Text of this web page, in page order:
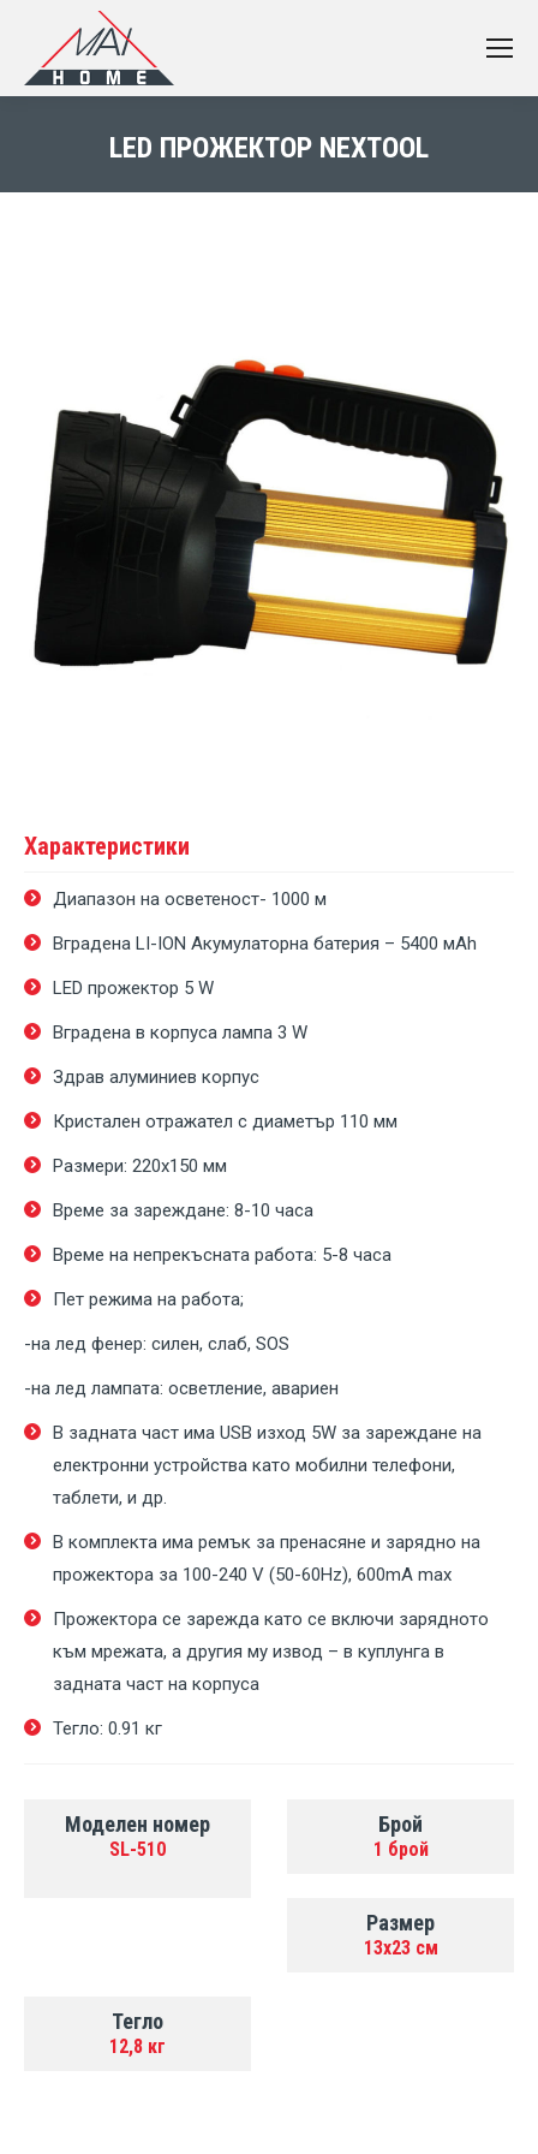
LED ПРОЖЕКТОР NEXTOOL
Характеристики
Диапазон на осветеност- 1000 м
Вградена LI-ION Акумулаторна батерия – 5400 мAh
LED прожектор 5 W
Вградена в корпуса лампа 3 W
Здрав алуминиев корпус
Кристален отражател с диаметър 110 мм
Размери: 220х150 мм
Време за зареждане: 8-10 часа
Време на непрекъсната работа: 5-8 часа
Пет режима на работа;
-на лед фенер: силен, слаб, SOS
-на лед лампата: осветление, авариен
В задната част има USB изход 5W за зареждане на
електронни устройства като мобилни телефони,
таблети, и др.
В комплекта има ремък за пренасяне и зарядно на
прожектора за 100-240 V (50-60Hz), 600mA max
Прожектора се зарежда като се включи зарядното
към мрежата, а другия му извод – в куплунга в
задната част на корпуса
Тегло: 0.91 кг
Моделен номер
SL-510
Брой
1 брой
Размер
13х23 см
Тегло
12,8 кг